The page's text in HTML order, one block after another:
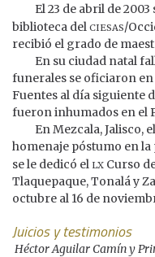
El 23 de abril de
biblioteca delciesas/
recibió el grado de
En su ciudad natal
funerales se oficiaron en
Fuentes al día siguiente
fueron inhumados en el
En Mezcala, Jalisco,
homenaje póstumo en
se le dedicó el lx Curso
Tlaquepaque, Tonalá y
octubre al 16 de
Juicios y testimonios
Héctor Aguilar Camín y